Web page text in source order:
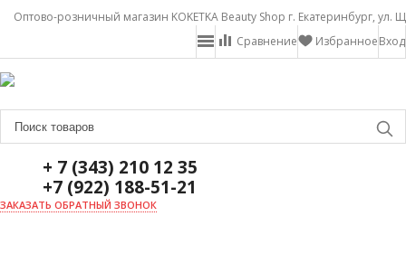
Оптово-розничный магазин KOKETKA Beauty Shop г. Екатеринбург, ул.
Вход
Избранное
Сравнение
+ 7 (343) 210 12 35
+7 (922) 188-51-21
ЗАКАЗАТЬ ОБРАТНЫЙ ЗВОНОК